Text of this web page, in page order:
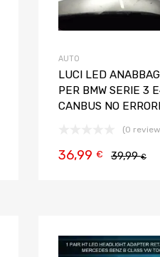
Aggiungi al carrello
AUTO
LUCI LED
PER BMW SERIE 3
CANBUS NO
(0
39,99€
36,99 €
Aggiungi ai preferiti